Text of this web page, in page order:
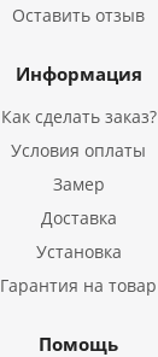
Оставить отзыв
Информация
Как сделать заказ?
Условия оплаты
Замер
Доставка
Установка
Гарантия на товар
Помощь